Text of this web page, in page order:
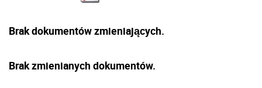
Brak dokumentów zmieniających.
Brak zmienianych dokumentów.